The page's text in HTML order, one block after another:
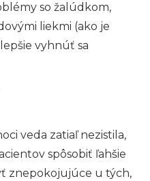
so žalúdkom,
liekmi (ako je
vyhnúť sa
veda zatiaľ nezistila,
spôsobiť ľahšie
znepokojujúce u tých,